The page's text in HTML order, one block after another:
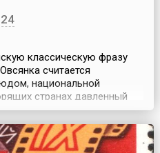
классическую фразу
считается
национальной
странах давленный
под названием
Quakers oats). Так же
Однако не только
своей любовью к